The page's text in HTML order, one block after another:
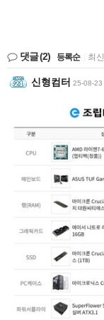
댓글(2) 등록순 최
신형컴터 25-08-23